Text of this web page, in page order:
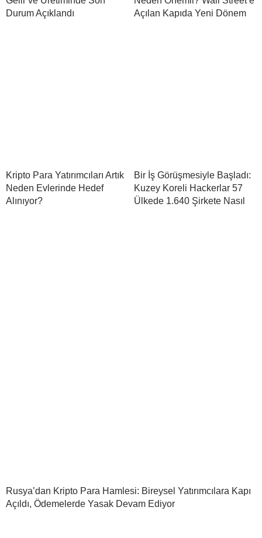
Durum Açıklandı
Açılan Kapıda Yeni Dönem
Kripto Para Yatırımcıları Artık
Neden Evlerinde Hedef
Alınıyor?
Bir İş Görüşmesiyle Başladı:
Kuzey Koreli Hackerlar 57
Ülkede 1.640 Şirkete Nasıl
Rusya’dan Kripto Para Hamlesi: Bireysel Yatırımcılara Kapı
Açıldı, Ödemelerde Yasak Devam Ediyor